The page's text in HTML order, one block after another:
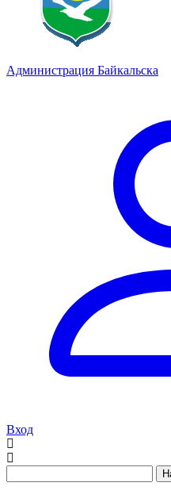
Администрация Байкальска
Вход